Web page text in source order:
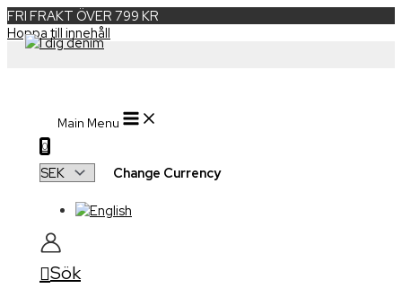
FRI FRAKT ÖVER 799 KR
Hoppa till innehåll
Main Menu
0
Change Currency
Sök